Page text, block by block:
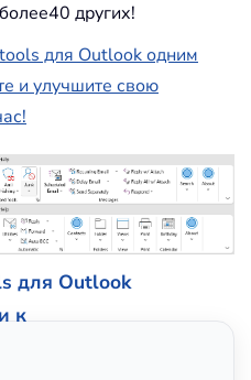
других!
для Outlook одним
и улучшите свою
для Outlook
к